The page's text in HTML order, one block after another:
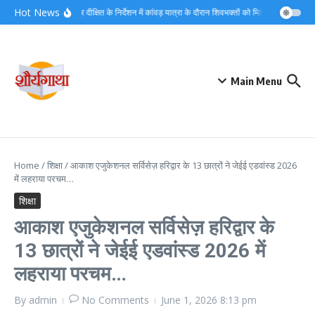
Skip to content
Hot Newsडीएम मयूर दीक्षित के निर्देशन में कांवड़ यात्रा के दौरान शिवभक्तों को मिल रहा त्वरित
Main Menu
Home /शिक्षा/आकाश एजुकेशनल सर्विसेज़ हरिद्वार के 13 छात्रों ने जेईई एडवांस्ड 2026
में लहराया परचम…
शिक्षा
आकाश एजुकेशनल सर्विसेज़ हरिद्वार के
13 छात्रों ने जेईई एडवांस्ड 2026 में
लहराया परचम…
By admin No Comments June 1, 2026 8:13 pm